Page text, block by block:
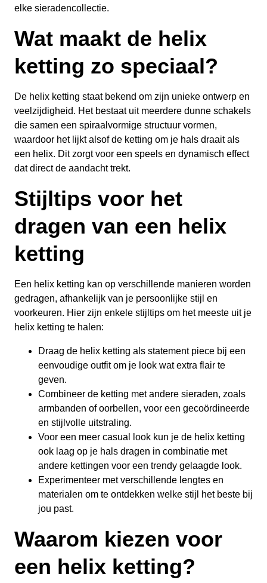
elke sieradencollectie.
Wat maakt de helix
ketting zo speciaal?
De helix ketting staat bekend om zijn unieke ontwerp en
veelzijdigheid. Het bestaat uit meerdere dunne schakels
die samen een spiraalvormige structuur vormen,
waardoor het lijkt alsof de ketting om je hals draait als
een helix. Dit zorgt voor een speels en dynamisch effect
dat direct de aandacht trekt.
Stijltips voor het
dragen van een helix
ketting
Een helix ketting kan op verschillende manieren worden
gedragen, afhankelijk van je persoonlijke stijl en
voorkeuren. Hier zijn enkele stijltips om het meeste uit je
helix ketting te halen:
Draag de helix ketting als statement piece bij een
eenvoudige outfit om je look wat extra flair te
geven.
Combineer de ketting met andere sieraden, zoals
armbanden of oorbellen, voor een gecoördineerde
en stijlvolle uitstraling.
Voor een meer casual look kun je de helix ketting
ook laag op je hals dragen in combinatie met
andere kettingen voor een trendy gelaagde look.
Experimenteer met verschillende lengtes en
materialen om te ontdekken welke stijl het beste bij
jou past.
Waarom kiezen voor
een helix ketting?